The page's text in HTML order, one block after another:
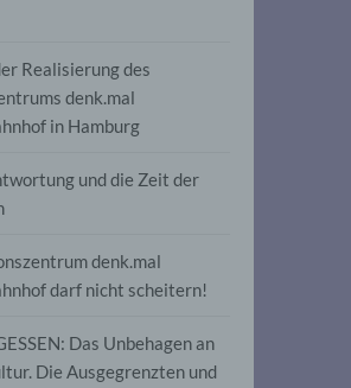
Realisierung des
denk.mal
in Hamburg
und die Zeit der
denk.mal
darf nicht scheitern!
Das Unbehagen an
Die Ausgegrenzten und